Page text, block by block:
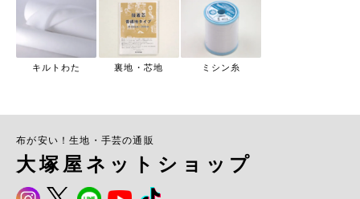
キルトわた 裏地・芯地 ミシン糸
布が安い！生地・手芸の通販
大塚屋ネットショップ